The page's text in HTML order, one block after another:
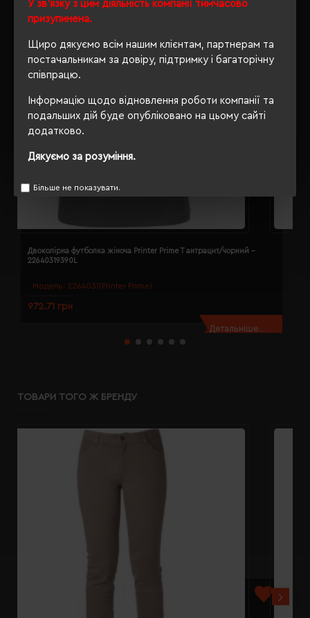
У зв'язку з цим діяльність компанії тимчасово
призупинена.
Щиро дякуємо всім нашим клієнтам, партнерам та
постачальникам за довіру, підтримку і багаторічну
співпрацю.
Інформацію щодо відновлення роботи компанії та
подальших дій буде опубліковано на цьому сайті
додатково.
Дякуємо за розуміння.
Більше не показувати.
Модель: 2264031(Printer Prime)
Двоколірна футболка жіноча Printer Prime T антрацит/чорний -
22640319390L
972.71 грн
Детальніше...
ТОВАРИ ТОГО Ж БРЕНДУ